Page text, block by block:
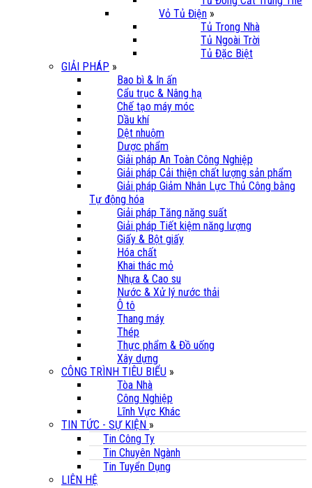
Vỏ Tủ Điện »
Tủ Trong Nhà
Tủ Ngoài Trời
Tủ Đặc Biệt
GIẢI PHÁP »
Bao bì & In ấn
Cẩu trục & Nâng hạ
Chế tạo máy móc
Dầu khí
Dệt nhuộm
Dược phẩm
Giải pháp An Toàn Công Nghiệp
Giải pháp Cải thiện chất lượng sản phẩm
Giải pháp Giảm Nhân Lực Thủ Công bằng
Tự động hóa
Giải pháp Tăng năng suất
Giải pháp Tiết kiệm năng lượng
Giấy & Bột giấy
Hóa chất
Khai thác mỏ
Nhựa & Cao su
Nước & Xử lý nước thải
Ô tô
Thang máy
Thép
Thực phẩm & Đồ uống
Xây dựng
CÔNG TRÌNH TIÊU BIỂU »
Tòa Nhà
Công Nghiệp
Lĩnh Vực Khác
TIN TỨC - SỰ KIỆN »
Tin Công Ty
Tin Chuyên Ngành
Tin Tuyển Dụng
LIÊN HỆ